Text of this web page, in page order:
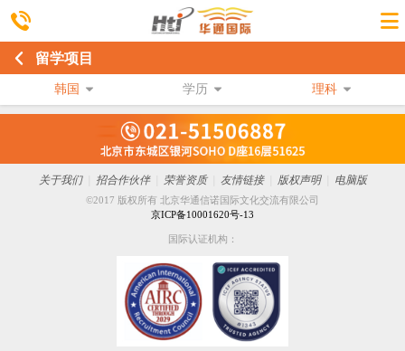
留学项目
韩国 学历 理科
关于我们 招合作伙伴 荣誉资质 友情链接 版权声明 电脑版
©2017 版权所有 北京华通信诺国际文化交流有限公司
京ICP备10001620号-13
国际认证机构：